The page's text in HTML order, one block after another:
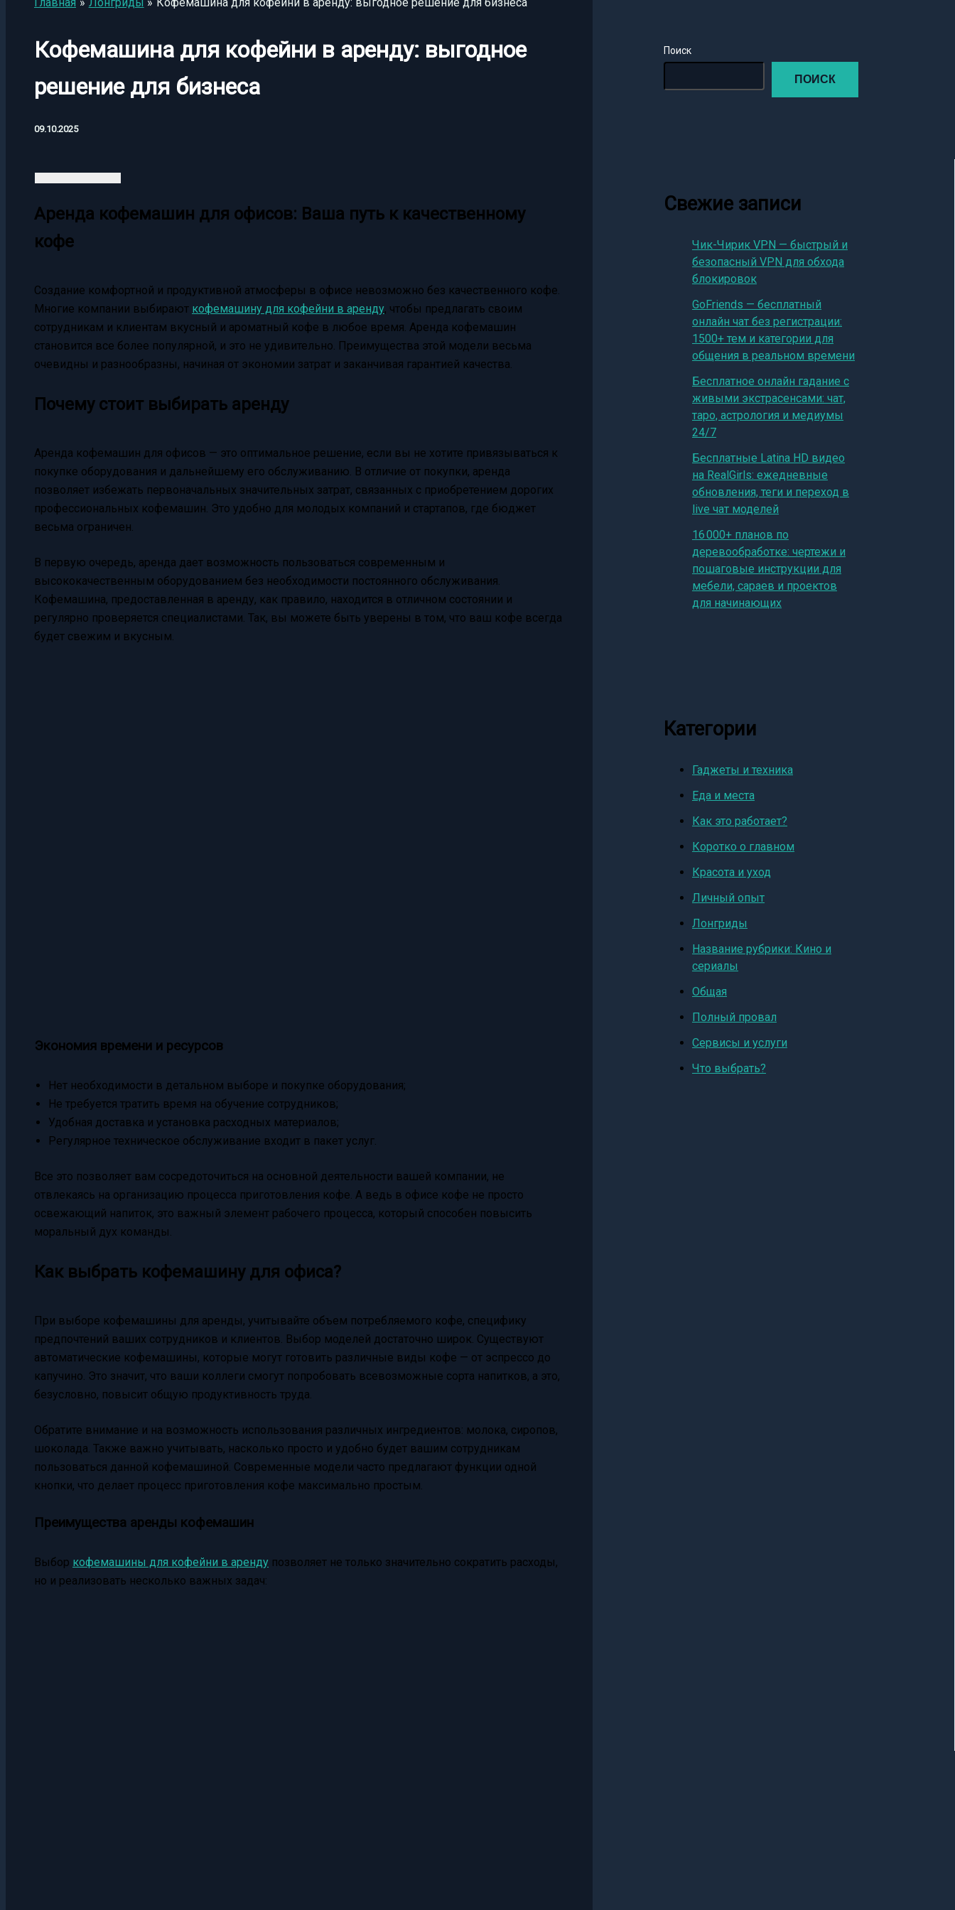
Кофемашина для кофейни в аренду: выгодное
решение для бизнеса
09.10.2025
Аренда кофемашин для офисов: Ваша путь к качественному
кофе
Создание комфортной и продуктивной атмосферы в офисе невозможно без качественного кофе.
Многие компании выбирают кофемашину для кофейни в аренду, чтобы предлагать своим
сотрудникам и клиентам вкусный и ароматный кофе в любое время. Аренда кофемашин
становится все более популярной, и это не удивительно. Преимущества этой модели весьма
очевидны и разнообразны, начиная от экономии затрат и заканчивая гарантией качества.
Почему стоит выбирать аренду
Аренда кофемашин для офисов — это оптимальное решение, если вы не хотите привязываться к
покупке оборудования и дальнейшему его обслуживанию. В отличие от покупки, аренда
позволяет избежать первоначальных значительных затрат, связанных с приобретением дорогих
профессиональных кофемашин. Это удобно для молодых компаний и стартапов, где бюджет
весьма ограничен.
В первую очередь, аренда дает возможность пользоваться современным и
высококачественным оборудованием без необходимости постоянного обслуживания.
Кофемашина, предоставленная в аренду, как правило, находится в отличном состоянии и
регулярно проверяется специалистами. Так, вы можете быть уверены в том, что ваш кофе всегда
будет свежим и вкусным.
Экономия времени и ресурсов
Нет необходимости в детальном выборе и покупке оборудования;
Не требуется тратить время на обучение сотрудников;
Удобная доставка и установка расходных материалов;
Регулярное техническое обслуживание входит в пакет услуг.
Все это позволяет вам сосредоточиться на основной деятельности вашей компании, не
отвлекаясь на организацию процесса приготовления кофе. А ведь в офисе кофе не просто
освежающий напиток, это важный элемент рабочего процесса, который способен повысить
моральный дух команды.
Как выбрать кофемашину для офиса?
При выборе кофемашины для аренды, учитывайте объем потребляемого кофе, специфику
предпочтений ваших сотрудников и клиентов. Выбор моделей достаточно широк. Существуют
автоматические кофемашины, которые могут готовить различные виды кофе — от эспрессо до
капучино. Это значит, что ваши коллеги смогут попробовать всевозможные сорта напитков, а это,
безусловно, повысит общую продуктивность труда.
Обратите внимание и на возможность использования различных ингредиентов: молока, сиропов,
шоколада. Также важно учитывать, насколько просто и удобно будет вашим сотрудникам
пользоваться данной кофемашиной. Современные модели часто предлагают функции одной
кнопки, что делает процесс приготовления кофе максимально простым.
Преимущества аренды кофемашин
Выбор кофемашины для кофейни в аренду позволяет не только значительно сократить расходы,
но и реализовать несколько важных задач:
Поиск
ПОИСК
Свежие записи
Чик-Чирик VPN — быстрый и
безопасный VPN для обхода
блокировок
GoFriends — бесплатный
онлайн чат без регистрации:
1500+ тем и категории для
общения в реальном времени
Бесплатное онлайн гадание с
живыми экстрасенсами: чат,
таро, астрология и медиумы
24/7
Бесплатные Latina HD видео
на RealGirls: ежедневные
обновления, теги и переход в
live чат моделей
16 000+ планов по
деревообработке: чертежи и
пошаговые инструкции для
мебели, сараев и проектов
для начинающих
Категории
Гаджеты и техника
Еда и места
Как это работает?
Коротко о главном
Красота и уход
Личный опыт
Лонгриды
Название рубрики: Кино и
сериалы
Общая
Полный провал
Сервисы и услуги
Что выбрать?